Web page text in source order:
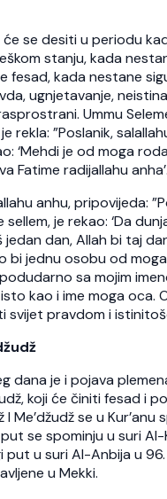
će se desiti u periodu
stanju, kada
fesad, kada nestane
ugnjetavanje,
Ummu
rekla: ”Poslanik,
‘Mehdi je od moga
Fatime radijallahu
anhu, pripovijeda:
sellem, je rekao: ‘Da
dan, Allah bi taj
bi jednu osobu od
sa mojim
kao i ime moga oca.
svijet pravdom i
dana je i pojava
koji će činiti fesad i
I Me’džudž se u Kur’anu
se spominju u suri Al-
put u suri Al-Anbija u
u Mekki.